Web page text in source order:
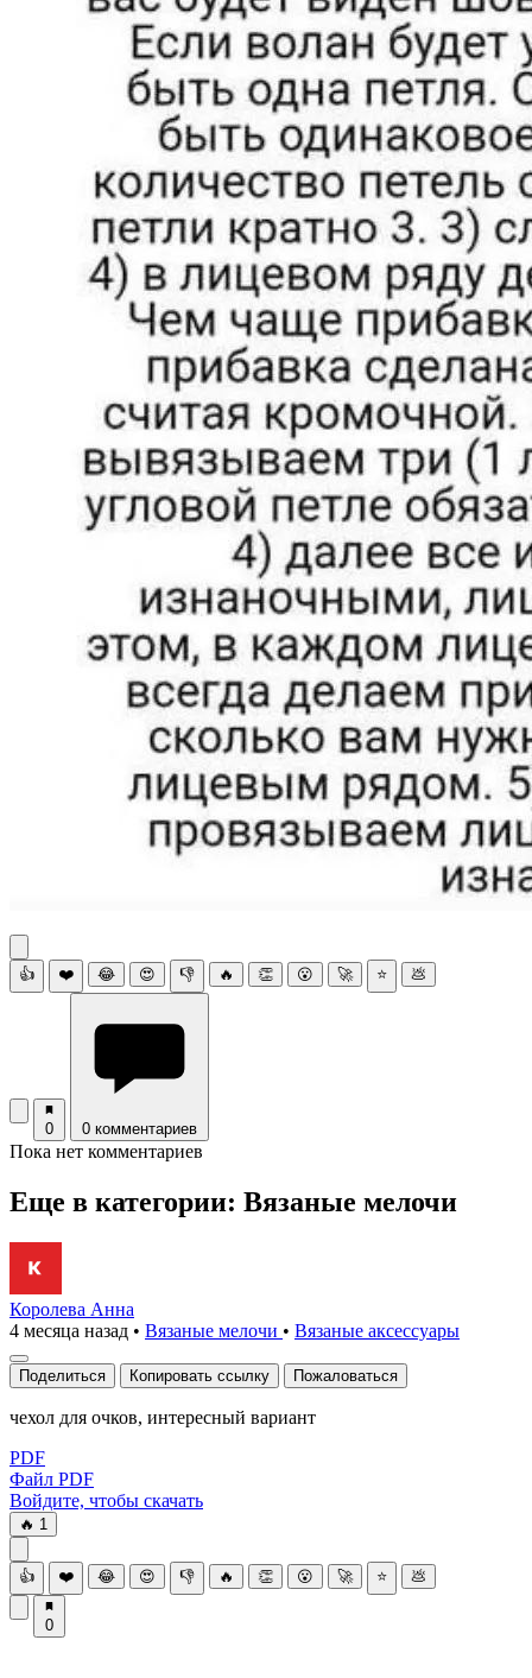
👍 ❤️ 😂 😍 👎 🔥 👏 😮 🚀 ⭐ 💩
0 0 комментариев
Пока нет комментариев
Еще в категории: Вязаные мелочи
Королева Анна
4 месяца назад • Вязаные мелочи • Вязаные аксесcуары
Поделиться Копировать ссылку Пожаловаться
чехол для очков, интересный вариант
PDF
Файл PDF
Войдите, чтобы скачать
🔥 1
👍 ❤️ 😂 😍 👎 🔥 👏 😮 🚀 ⭐ 💩
0